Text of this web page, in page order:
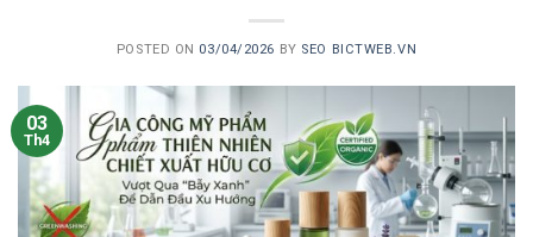
POSTED ON 03/04/2026 BY SEO BICTWEB.VN
03
Th4